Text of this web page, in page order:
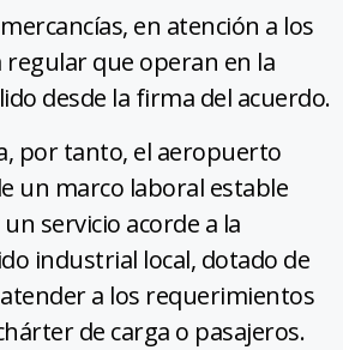
en atención a los
regular que operan en la
desde la firma del acuerdo.
por tanto, el aeropuerto
un marco laboral estable
servicio acorde a la
industrial local, dotado de
a los requerimientos
de carga o pasajeros.